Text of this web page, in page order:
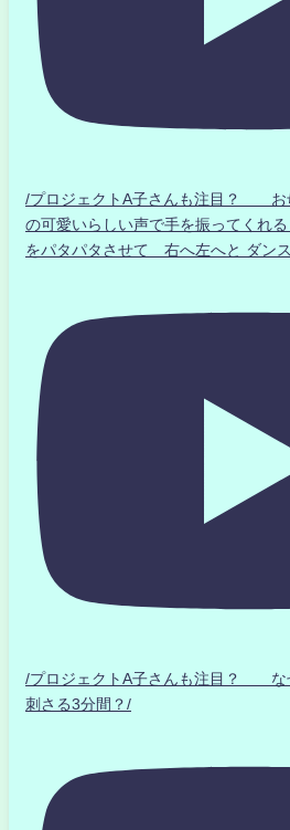
/プロジェクトA子さんも注目？ お
の可愛いらしい声で手を振ってくれ
をパタパタさせて 右へ左へと ダン
/プロジェクトA子さんも注目？ な
刺さる3分間？/